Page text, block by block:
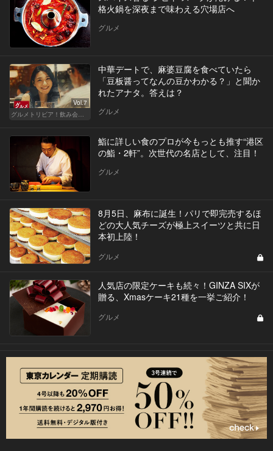
格火鍋を深夜まで味わえる穴場店へ
グルメ
Vol.7
グルメトリビア！飲み会やデートで会話のネタになるQ＆A
中華デートで、麻婆豆腐を食べていたら
「豆板醤ってなんの豆かわかる？」と聞か
れたアナタ。答えは？
グルメ
鮨に詳しい食のプロが今もっとも推す“港区
の鮨・2軒”。次世代の名店として、注目！
グルメ
8月5日、麻布に誕生！パリで即完売するほ
どの大人気チーズが極上スイーツと共に日
本初上陸！
グルメ
人気店の限定ケーキも続々！GINZA SIXが
贈る、Xmasケーキ21種を一挙ご紹介！
グルメ